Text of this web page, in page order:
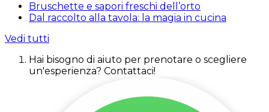
Bruschette e sapori freschi dell’orto
Dal raccolto alla tavola: la magia in cucina
Vedi tutti
Hai bisogno di aiuto per prenotare o scegliere
un'esperienza? Contattaci!